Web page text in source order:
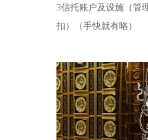
3信托账户及设施（管
扣） （手快就有咯）